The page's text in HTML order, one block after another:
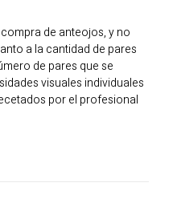
de anteojos, y no
a la cantidad de pares
de pares que se
visuales individuales
por el profesional